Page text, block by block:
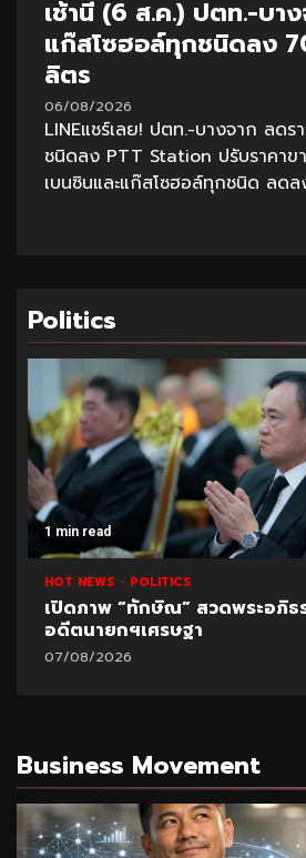
เช้านี้ (6 ส.ค.) ปตท.-บา
แก๊สโซฮอล์ทุกชนิดลง
ลิตร
06/08/2026
LINEแชร์เลย! ปตท.-บางจาก ลดร
ชนิดลง PTT Station ปรับราคา
เบนซินและแก๊สโซฮอล์ทุกชนิด ลดล
Politics
1 min read
HOT NEWS POLITICS
ปูด!ข้อมูลใหม่สอบท้องถิ่น อ้างพ
มหา’ลัย
07/08/2026
Business Movement